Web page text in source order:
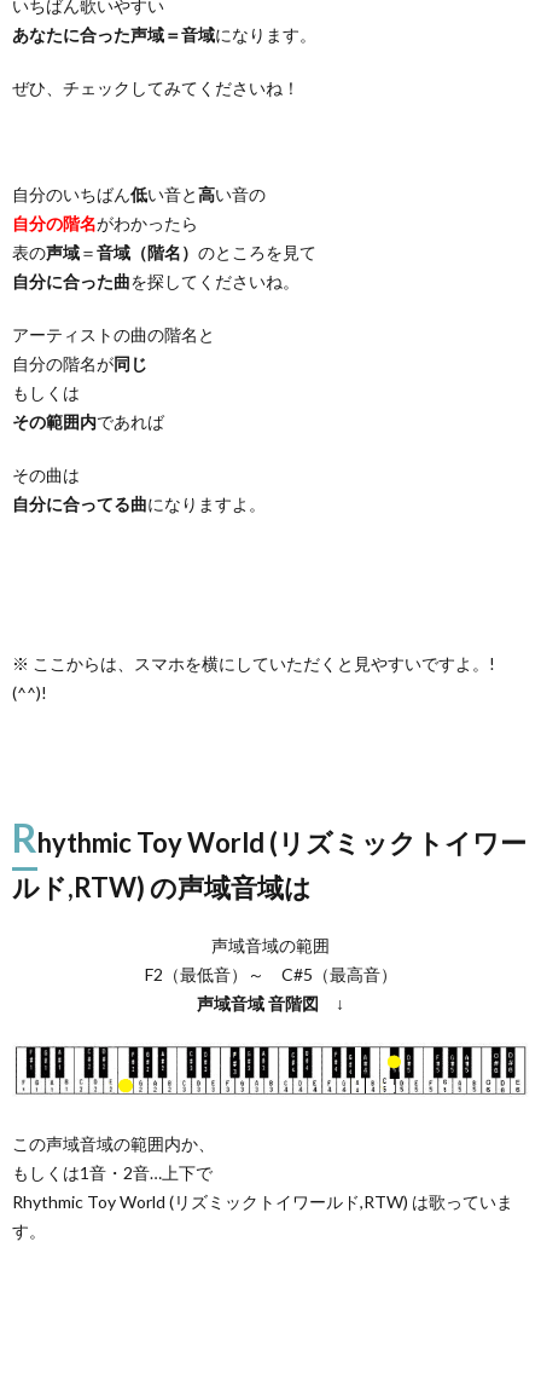
いちばん歌いやすい
あなたに合った声域＝音域になります。
ぜひ、チェックしてみてくださいね！
自分のいちばん低い音と高い音の
自分の階名がわかったら
表の声域＝音域（階名） のところを見て
自分に合った曲を探してくださいね。
アーティストの曲の階名と
自分の階名が同じ
もしくは
その範囲内であれば
その曲は
自分に合ってる曲になりますよ。
※ ここからは、スマホを横にしていただくと見やすいですよ。!
(^^)!
Rhythmic Toy World (リズミックトイワー
ルド,RTW) の声域音域は
声域音域の範囲
F2（最低音）～ C#5（最高音）
声域音域音階図 ↓
この声域音域の範囲内か、
もしくは1音・2音…上下で
Rhythmic Toy World (リズミックトイワールド,RTW) は歌っていま
す。